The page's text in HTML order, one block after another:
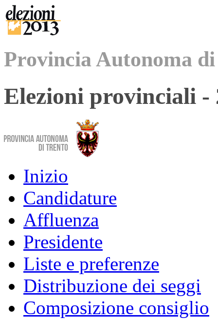
Provincia Autonoma
Elezioni provinciali -
Inizio
Candidature
Affluenza
Presidente
Liste e preferenze
Distribuzione dei seggi
Composizione consiglio